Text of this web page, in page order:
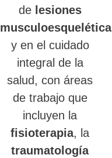
de lesiones
y en el cuidado
integral de la
salud, con áreas
de trabajo que
incluyen la
fisioterapia, la
traumatología